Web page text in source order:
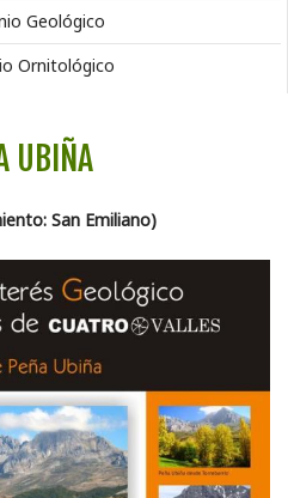
Geológico
Ornitológico
UBIÑA
San Emiliano)